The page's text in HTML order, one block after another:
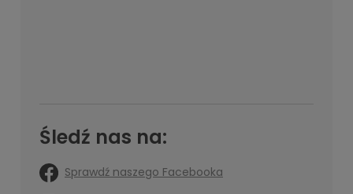
Śledź nas na:
Sprawdź naszego Facebooka